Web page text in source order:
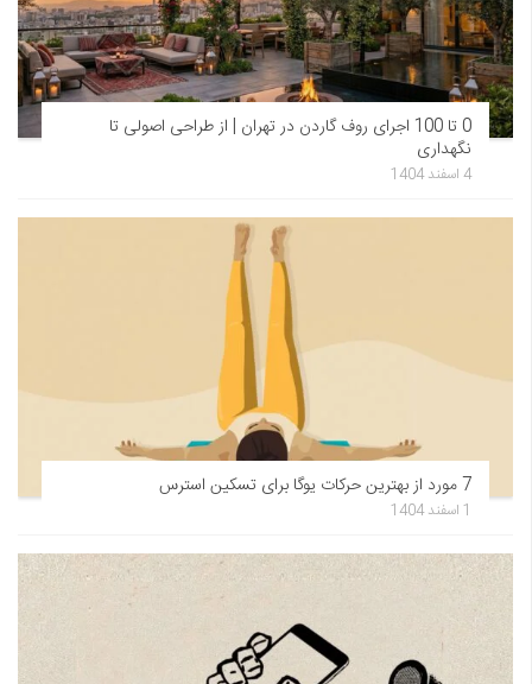
0 تا 100 اجرای روف گاردن در تهران | از طراحی اصولی تا
نگهداری
4 اسفند 1404
7 مورد از بهترین حرکات یوگا برای تسکین استرس
1 اسفند 1404